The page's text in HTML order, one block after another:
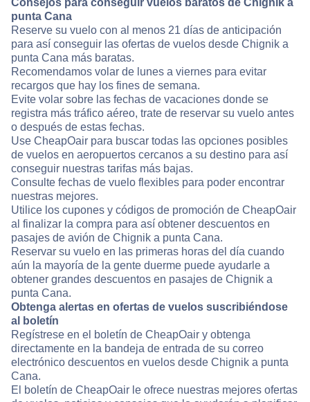
Consejos para conseguir vuelos baratos de Chignik a
punta Cana
Reserve su vuelo con al menos 21 días de anticipación
para así conseguir las ofertas de vuelos desde Chignik a
punta Cana más baratas.
Recomendamos volar de lunes a viernes para evitar
recargos que hay los fines de semana.
Evite volar sobre las fechas de vacaciones donde se
registra más tráfico aéreo, trate de reservar su vuelo antes
o después de estas fechas.
Use CheapOair para buscar todas las opciones posibles
de vuelos en aeropuertos cercanos a su destino para así
conseguir nuestras tarifas más bajas.
Consulte fechas de vuelo flexibles para poder encontrar
nuestras mejores.
Utilice los cupones y códigos de promoción de CheapOair
al finalizar la compra para así obtener descuentos en
pasajes de avión de Chignik a punta Cana.
Reservar su vuelo en las primeras horas del día cuando
aún la mayoría de la gente duerme puede ayudarle a
obtener grandes descuentos en pasajes de Chignik a
punta Cana.
Obtenga alertas en ofertas de vuelos suscribiéndose
al boletín
Regístrese en el boletín de CheapOair y obtenga
directamente en la bandeja de entrada de su correo
electrónico descuentos en vuelos desde Chignik a punta
Cana.
El boletín de CheapOair le ofrece nuestras mejores ofertas